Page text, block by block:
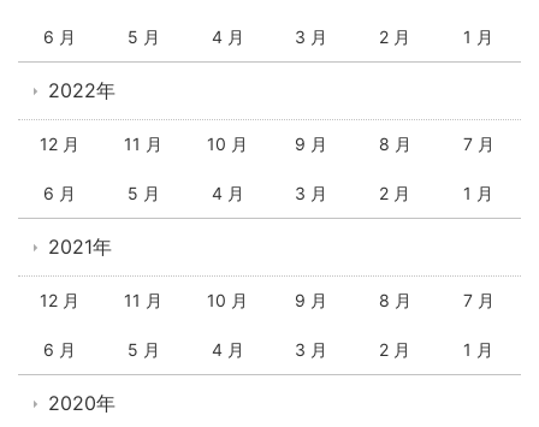
6 月 5 月 4 月 3 月 2 月 1 月
2022年
12 月 11 月 10 月 9 月 8 月 7 月
6 月 5 月 4 月 3 月 2 月 1 月
2021年
12 月 11 月 10 月 9 月 8 月 7 月
6 月 5 月 4 月 3 月 2 月 1 月
2020年